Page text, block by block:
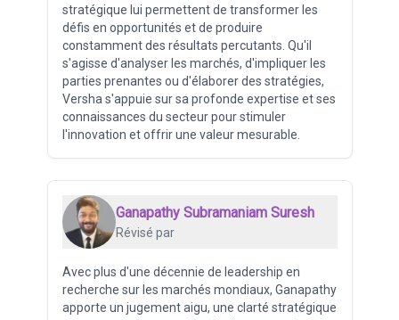
stratégique lui permettent de transformer les
défis en opportunités et de produire
constamment des résultats percutants. Qu'il
s'agisse d'analyser les marchés, d'impliquer les
parties prenantes ou d'élaborer des stratégies,
Versha s'appuie sur sa profonde expertise et ses
connaissances du secteur pour stimuler
l'innovation et offrir une valeur mesurable.
Ganapathy Subramaniam Suresh
Révisé par
Avec plus d'une décennie de leadership en
recherche sur les marchés mondiaux, Ganapathy
apporte un jugement aigu, une clarté stratégique